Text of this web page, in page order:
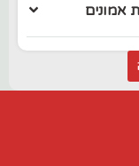
אמונים